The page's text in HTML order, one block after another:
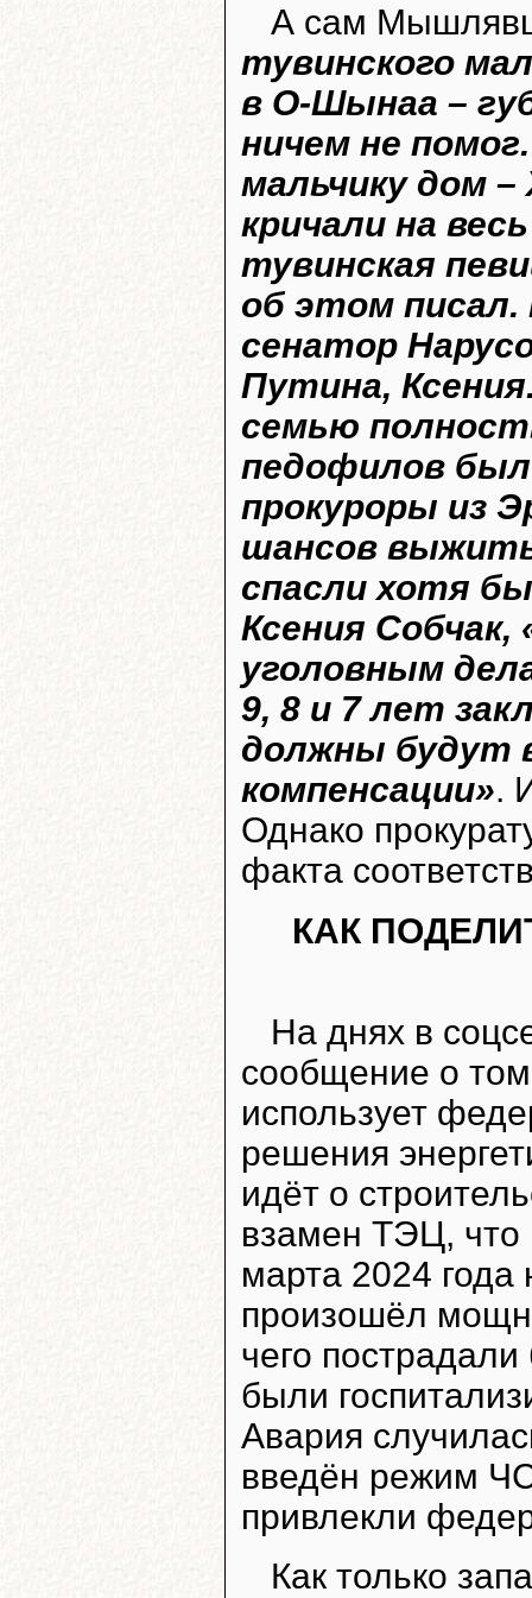
А сам
тувинского
в О-Шынаа –
ничем не
мальчику дом
кричали на
тувинская
об этом
сенатор
Путина,
семью
педофилов
прокуроры из
шансов
спасли хотя
Ксения Собчак,
уголовным
9, 8 и 7 лет
должны будут
компенсации».
Однако
факта
КАК
На днях в
сообщение о
использует
решения
идёт о
взамен ТЭЦ, что
марта 2024
произошёл
чего
были
Авария
введён режим
привлекли
Как только